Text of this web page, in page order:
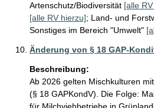
Artenschutz/Biodiversität [alle
[alle RV hierzu]; Land- und
Sonstiges im Bereich "Umwelt"
Änderung von § 18 GAP-
Beschreibung:
Ab 2026 gelten Mischkulturen
(§ 18 GAPKondV). Die Folge: